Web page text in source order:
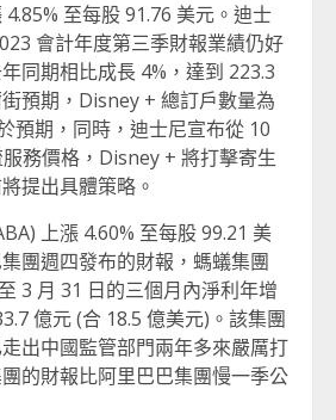
至每股 91.76 美元。迪士
會計年度第三季財報業績仍好
同期相比成長 4%，達到 223.3
預期，Disney + 總訂戶數量為
預期，同時，迪士尼宣布從 10
務價格，Disney + 將打擊寄生
提出具體策略。
上漲 4.60% 至每股 99.21 美
團週四發布的財報，螞蟻集團
3 月 31 日的三個月內淨利年增
億元 (合 18.5 億美元)。該集團
出中國監管部門兩年多來嚴厲打
的財報比阿里巴巴集團慢一季公